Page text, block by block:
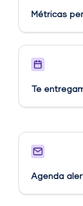
Métricas
Te
Agenda